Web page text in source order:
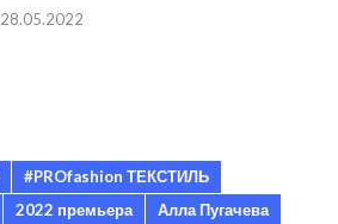
28.05.2022
#PROfashion ТЕКСТИЛЬ
2022 премьера
Алла Пугачева